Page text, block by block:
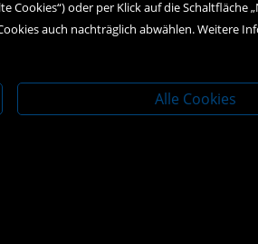
Cookies“) oder per Klick auf die Schaltfläche
auch nachträglich abwählen. Weitere
Alle Cookies